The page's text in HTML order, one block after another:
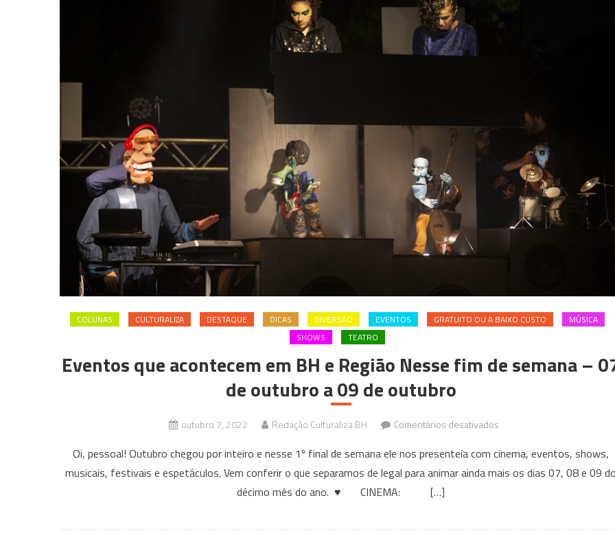
Março)
COLUNAS CULTURALIZA DESTAQUE DICAS DIVERSÃO EVENTOS GRATUITO OU A BAIXO CUSTO
MÚSICA
SHOWS
TEATRO
Eventos que acontecem em BH e Região Nesse fim de semana –
de outubro a 09 de outubro
outubro 7, 2022 Redação Culturaliza BH Comentários desativados
que
acontecem
e
Oi, pessoal! Outubro chegou por inteiro e nesse 1º final de semana ele nos presenteia com cinema, eventos, shows,
musicais, festivais e espetáculos. Vem conferir o que separamos de legal para animar ainda mais os dias 07, 08 e 09
décimo mês do ano. ♥ CINEMA: […]